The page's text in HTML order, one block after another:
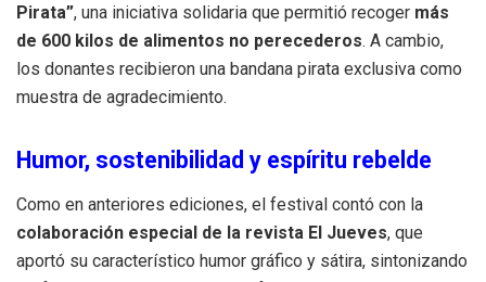
Pirata”, una iniciativa solidaria que permitió recoger más
de 600 kilos de alimentos no perecederos. A cambio,
los donantes recibieron una bandana pirata exclusiva como
muestra de agradecimiento.
Humor, sostenibilidad y espíritu rebelde
Como en anteriores ediciones, el festival contó con la
colaboración especial de la revista El Jueves, que
aportó su característico humor gráfico y sátira, sintonizando